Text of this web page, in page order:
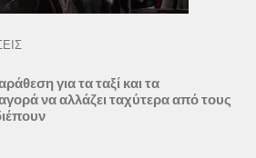
για τα ταξί και τα
να αλλάζει ταχύτερα από τους